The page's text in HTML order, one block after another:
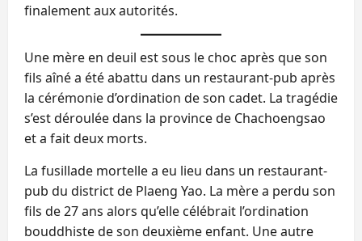
finalement aux autorités.
Une mère en deuil est sous le choc après que son
fils aîné a été abattu dans un restaurant-pub après
la cérémonie d’ordination de son cadet. La tragédie
s’est déroulée dans la province de Chachoengsao
et a fait deux morts.
La fusillade mortelle a eu lieu dans un restaurant-
pub du district de Plaeng Yao. La mère a perdu son
fils de 27 ans alors qu’elle célébrait l’ordination
bouddhiste de son deuxième enfant. Une autre